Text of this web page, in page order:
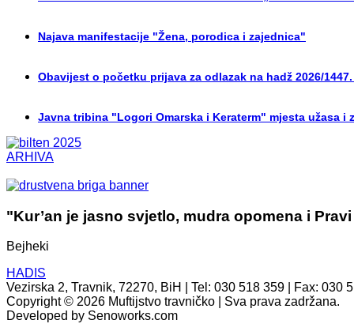
Najava manifestacije "Žena, porodica i zajednica"
Obavijest o početku prijava za odlazak na hadž 2026/
Javna tribina "Logori Omarska i Keraterm" mjesta užasa i
ARHIVA
"Kur’an je jasno svjetlo, mudra opomena i
Bejheki
HADIS
Vezirska 2, Travnik, 72270, BiH | Tel: 030 518 359 | Fax: 030
Copyright © 2026 Muftijstvo travničko | Sva prava zadržana.
Developed by Senoworks.com